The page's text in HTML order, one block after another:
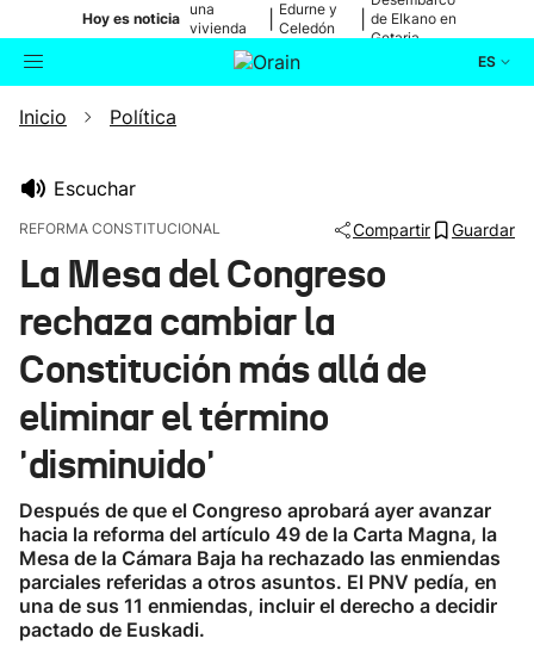
Hoy es noticia
una
vivienda
de Bilbao
Edurne y
Celedón
de Elkano en
Getaria
ES
Buscador
Ikusmiran
Eguraldia
Inicio Política
Escuchar
REFORMA CONSTITUCIONAL Compartir Guardar
La Mesa del Congreso
rechaza cambiar la
Constitución más allá de
eliminar el término
'disminuido'
Después de que el Congreso aprobará ayer avanzar
hacia la reforma del artículo 49 de la Carta Magna, la
Mesa de la Cámara Baja ha rechazado las enmiendas
parciales referidas a otros asuntos. El PNV pedía, en
una de sus 11 enmiendas, incluir el derecho a decidir
pactado de Euskadi.